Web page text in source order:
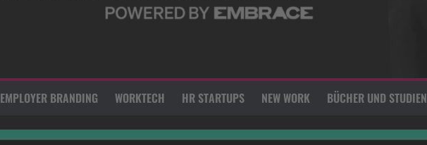
EMPLOYER BRANDING WORKTECH HR STARTUPS NEW WORK BÜCHER UND STUDIEN